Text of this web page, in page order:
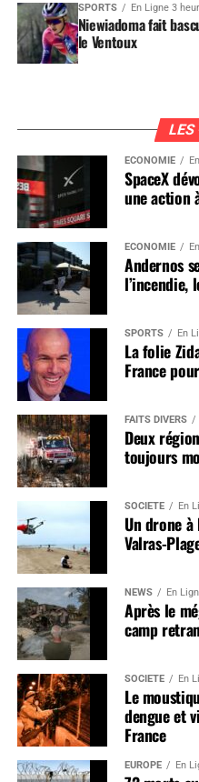
SPORTS En Ligne 3
Niewiadoma fait
le Ventoux
LES
ÉCONOMIE
SpaceX
une action
ÉCONOMIE
Andernos
l’incendie,
SPORTS En
La folie
France
FAITS DIVERS
Deux
toujours
SOCIÉTÉ En
Un drone
Valras-
NEWS En
Après le
camp
SOCIÉTÉ En
Le
dengue et
France
EUROPE En